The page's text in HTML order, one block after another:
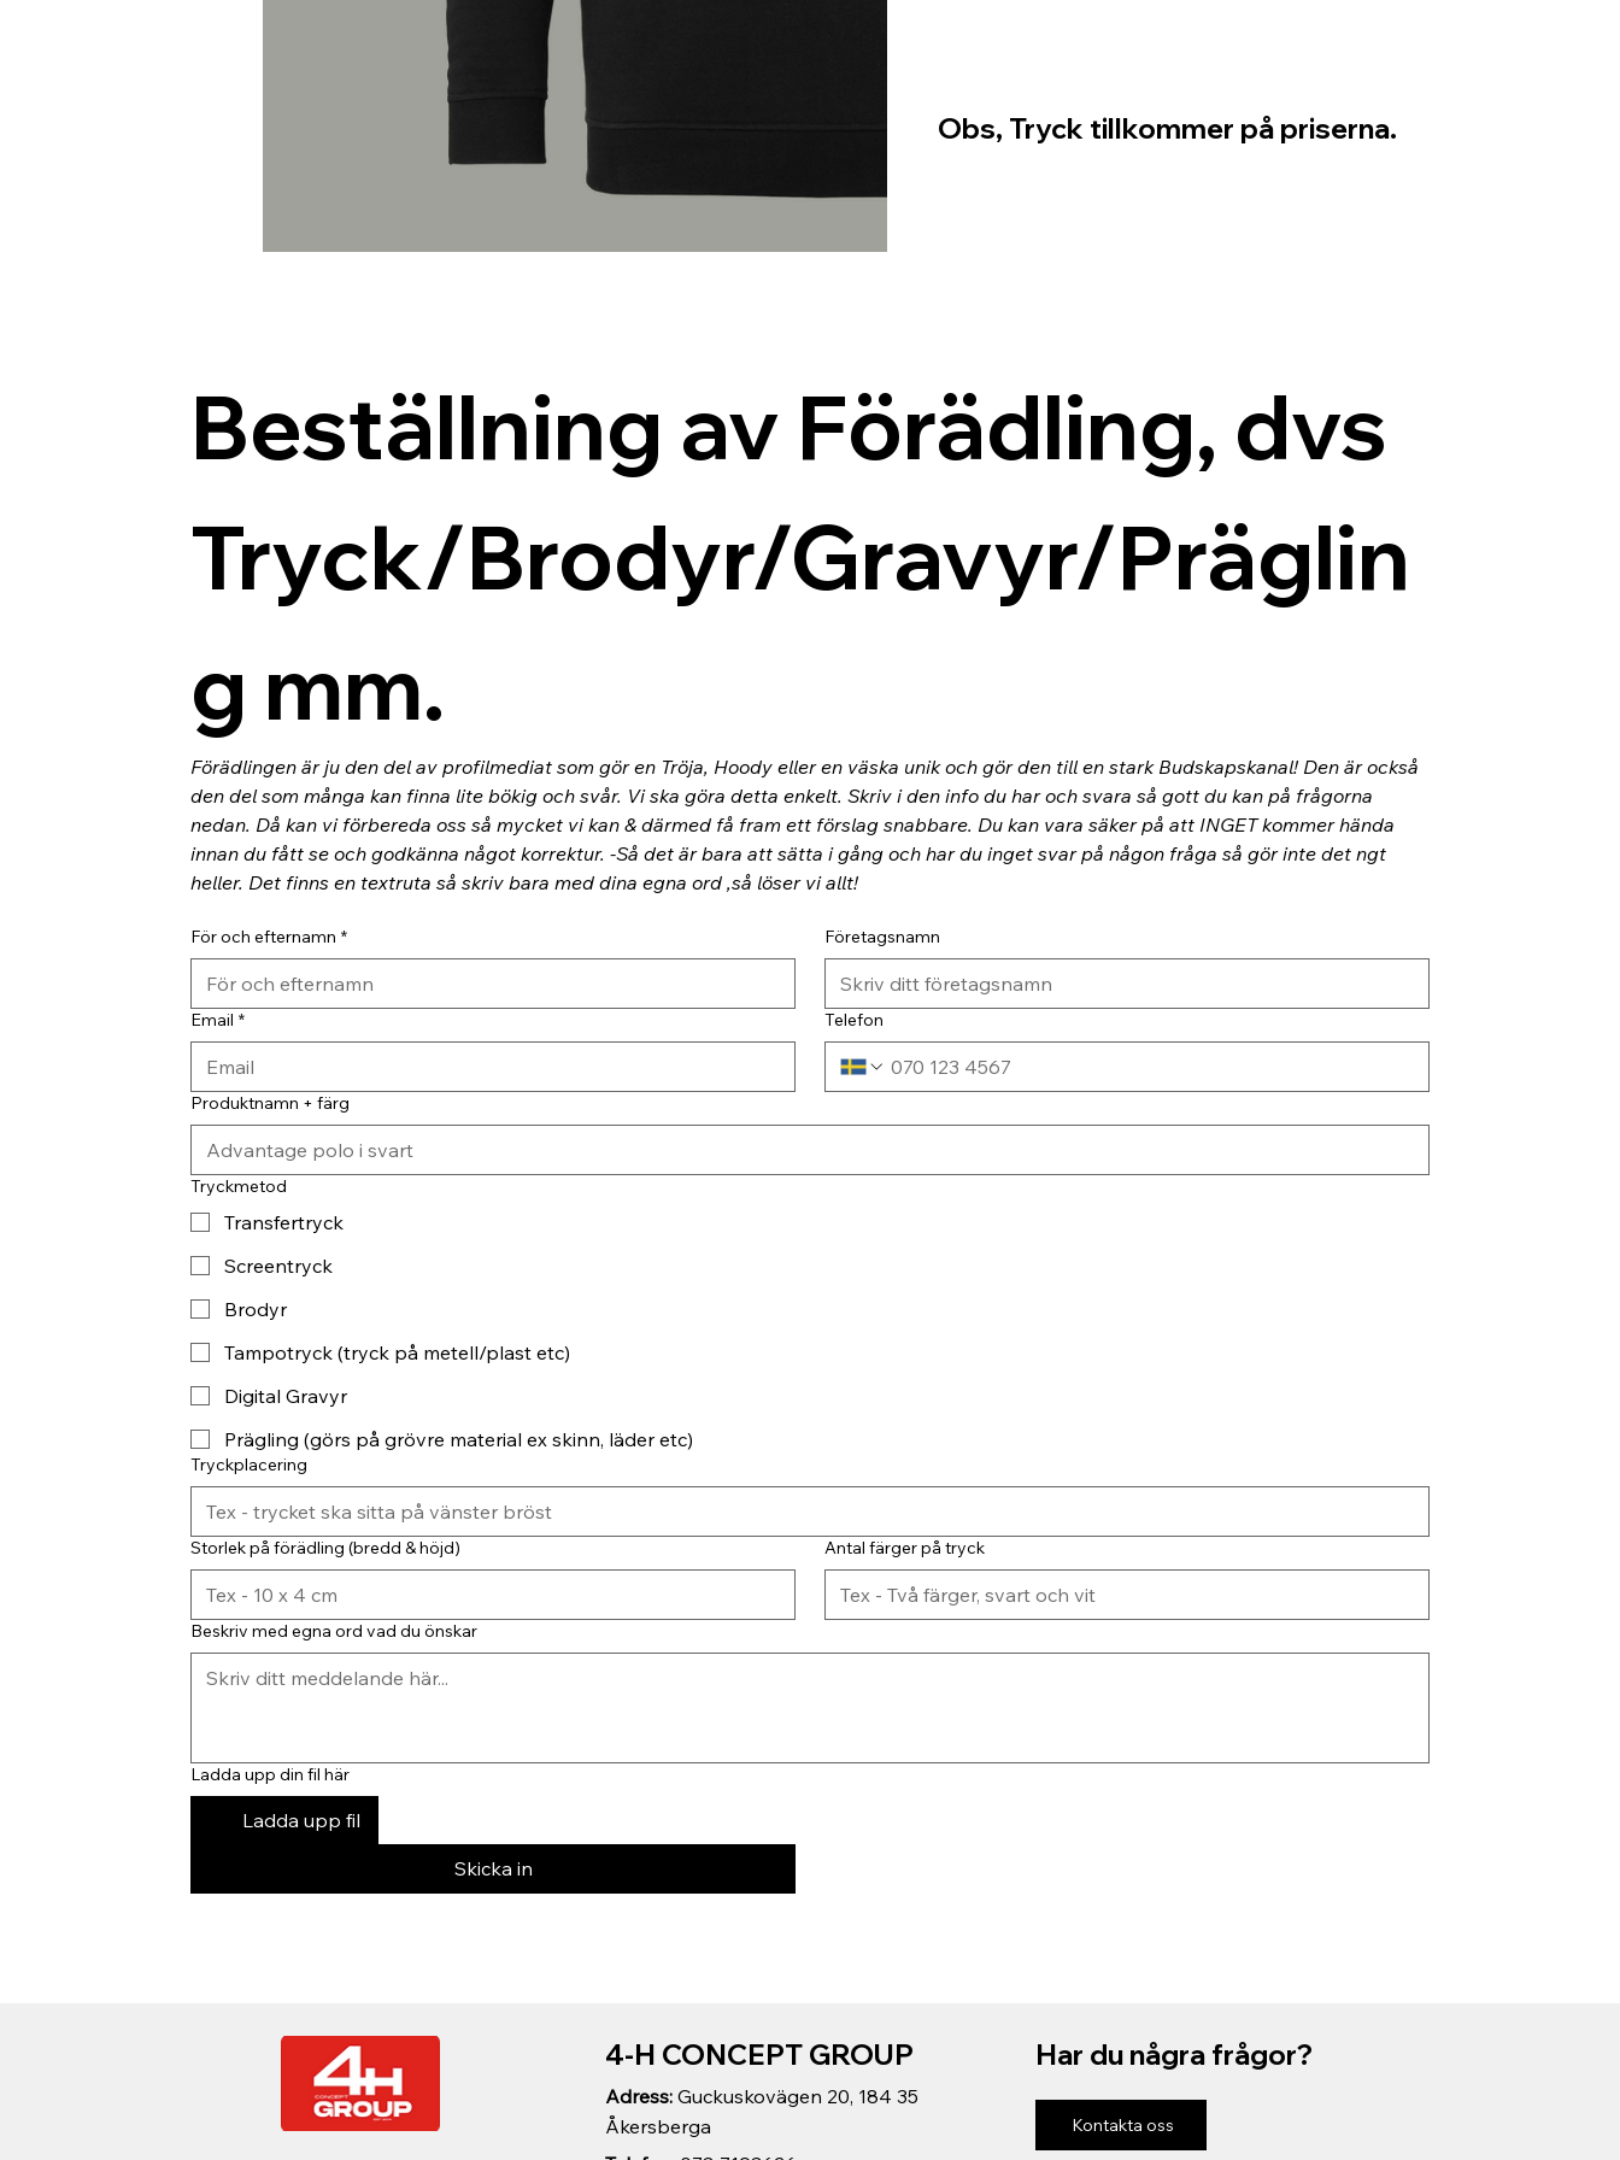
Obs, Tryck tillkommer på priserna.
Beställning av Förädling, dvs
Tryck/Brodyr/Gravyr/Präglin
g mm.
Förädlingen är ju den del av profilmediat som gör en Tröja, Hoody eller en väska unik och gör den till en stark Budskapskanal! Den är också
den del som många kan finna lite bökig och svår. Vi ska göra detta enkelt. Skriv i den info du har och svara så gott du kan på frågorna
nedan. Då kan vi förbereda oss så mycket vi kan & därmed få fram ett förslag snabbare. Du kan vara säker på att INGET kommer hända
innan du fått se och godkänna något korrektur. -Så det är bara att sätta i gång och har du inget svar på någon fråga så gör inte det ngt
heller. Det finns en textruta så skriv bara med dina egna ord ,så löser vi allt!
För och efternamn * Företagsnamn
Email * Telefon
Produktnamn + färg
Tryckmetod
Transfertryck
Screentryck
Brodyr
Tampotryck (tryck på metell/plast etc)
Digital Gravyr
Prägling (görs på grövre material ex skinn, läder etc)
Tryckplacering
Storlek på förädling (bredd & höjd) Antal färger på tryck
Beskriv med egna ord vad du önskar
Ladda upp din fil här
Ladda upp fil
Skicka in
Adress: Guckuskovägen 20, 184 35
Åkersberga
4-H CONCEPT GROUP Har du några frågor?
Kontakta oss